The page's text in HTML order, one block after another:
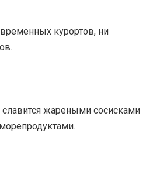
курортов, ни
жареными сосисками